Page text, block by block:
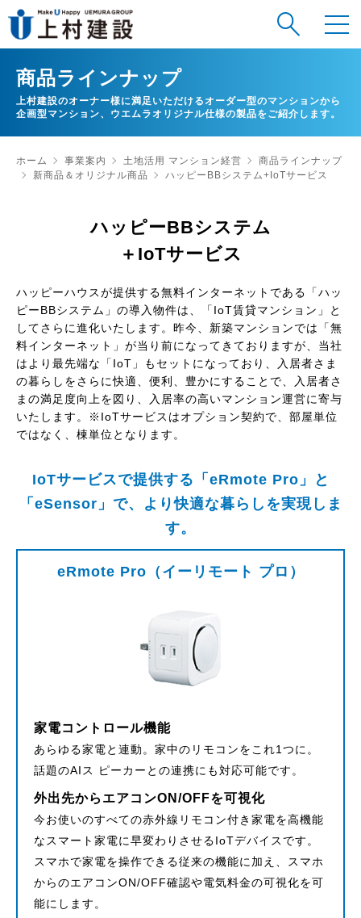
商品ラインナップ
上村建設のオーナー様に満足いただけるオーダー型のマンションから
企画型マンション、ウエムラオリジナル仕様の製品をご紹介します。
ホーム 事業案内 土地活用 マンション経営
商品ラインナップ
新商品＆オリジナル商品
ハッピーBBシステム+IoTサービス
ハッピーBBシステム
＋IoTサービス
ハッピーハウスが提供する無料インターネットである「ハッ
ピーBBシステム」の導入物件は、「IoT賃貸マンション」と
してさらに進化いたします。昨今、新築マンションでは「無
料インターネット」が当り前になってきておりますが、当社
はより最先端な「IoT」もセットになっており、入居者さま
の暮らしをさらに快適、便利、豊かにすることで、入居者さ
まの満足度向上を図り、入居率の高いマンション運営に寄与
いたします。※IoTサービスはオプション契約で、部屋単位
ではなく、棟単位となります。
IoTサービスで提供する「eRmote Pro」と
「eSensor」で、より快適な暮らしを実現しま
す。
eRmote Pro（イーリモート プロ）
家電コントロール機能
あらゆる家電と連動。家中のリモコンをこれ1つに。
話題のAIス ピーカーとの連携にも対応可能です。
外出先からエアコンON/OFFを可視化
今お使いのすべての赤外線リモコン付き家電を高機能
なスマート家電に早変わりさせるIoTデバイスです。
スマホで家電を操作できる従来の機能に加え、スマホ
からのエアコンON/OFF確認や電気料金の可視化を可
能にします。